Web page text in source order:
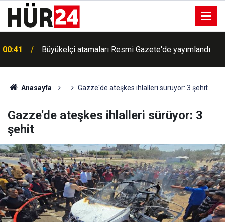
00:41 Büyükelçi atamaları Resmi Gazete'de yayımlandı
Anasayfa Gazze'de ateşkes ihlalleri sürüyor: 3 şehit
Gazze'de ateşkes ihlalleri sürüyor: 3
şehit